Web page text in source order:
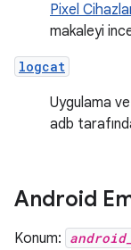
Pixel
makaleyi
logcat
Uygulama
adb
Android
Konum: